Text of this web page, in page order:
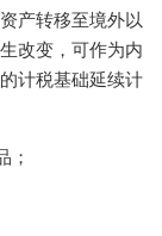
产转移至境外以
改变，可作为内
计税基础延续计
；